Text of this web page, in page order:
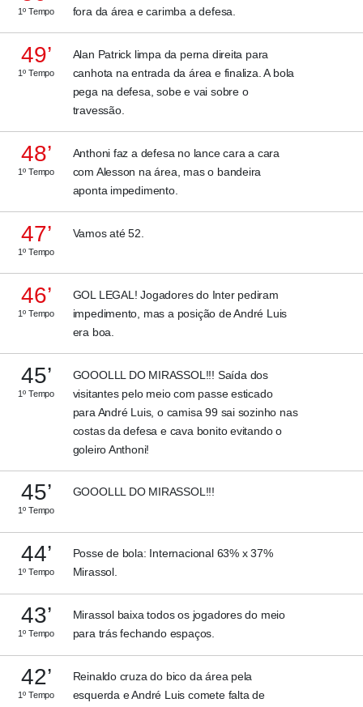
1º Tempo fora da área e carimba a defesa.
49’
1º Tempo
Alan Patrick limpa da perna direita para
canhota na entrada da área e finaliza. A bola
pega na defesa, sobe e vai sobre o
travessão.
48’
1º Tempo
Anthoni faz a defesa no lance cara a cara
com Alesson na área, mas o bandeira
aponta impedimento.
47’
1º Tempo
Vamos até 52.
46’
1º Tempo
GOL LEGAL! Jogadores do Inter pediram
impedimento, mas a posição de André Luis
era boa.
45’
1º Tempo
GOOOLLL DO MIRASSOL!!! Saída dos
visitantes pelo meio com passe esticado
para André Luis, o camisa 99 sai sozinho nas
costas da defesa e cava bonito evitando o
goleiro Anthoni!
45’
1º Tempo
GOOOLLL DO MIRASSOL!!!
44’
1º Tempo
Posse de bola: Internacional 63% x 37%
Mirassol.
43’
1º Tempo
Mirassol baixa todos os jogadores do meio
para trás fechando espaços.
42’
1º Tempo
Reinaldo cruza do bico da área pela
esquerda e André Luis comete falta de